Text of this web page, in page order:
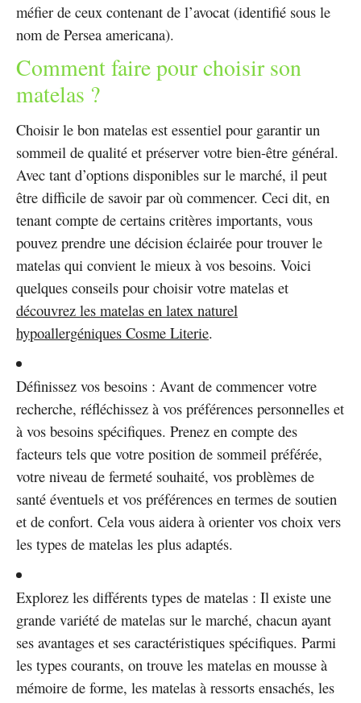
méfier de ceux contenant de l’avocat (identifié sous le
nom de Persea americana).
Comment faire pour choisir son
matelas ?
Choisir le bon matelas est essentiel pour garantir un
sommeil de qualité et préserver votre bien-être général.
Avec tant d’options disponibles sur le marché, il peut
être difficile de savoir par où commencer. Ceci dit, en
tenant compte de certains critères importants, vous
pouvez prendre une décision éclairée pour trouver le
matelas qui convient le mieux à vos besoins. Voici
quelques conseils pour choisir votre matelas et
découvrez les matelas en latex naturel
hypoallergéniques Cosme Literie.
Définissez vos besoins : Avant de commencer votre
recherche, réfléchissez à vos préférences personnelles et
à vos besoins spécifiques. Prenez en compte des
facteurs tels que votre position de sommeil préférée,
votre niveau de fermeté souhaité, vos problèmes de
santé éventuels et vos préférences en termes de soutien
et de confort. Cela vous aidera à orienter vos choix vers
les types de matelas les plus adaptés.
Explorez les différents types de matelas : Il existe une
grande variété de matelas sur le marché, chacun ayant
ses avantages et ses caractéristiques spécifiques. Parmi
les types courants, on trouve les matelas en mousse à
mémoire de forme, les matelas à ressorts ensachés, les